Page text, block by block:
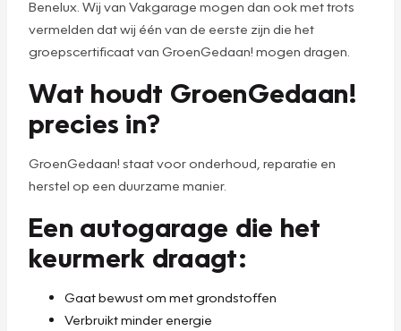
Benelux. Wij van Vakgarage mogen dan ook met trots
vermelden dat wij één van de eerste zijn die het
groepscertificaat van GroenGedaan! mogen dragen.
Wat houdt GroenGedaan!
precies in?
GroenGedaan! staat voor onderhoud, reparatie en
herstel op een duurzame manier.
Een autogarage die het
keurmerk draagt:
Gaat bewust om met grondstoffen
Verbruikt minder energie